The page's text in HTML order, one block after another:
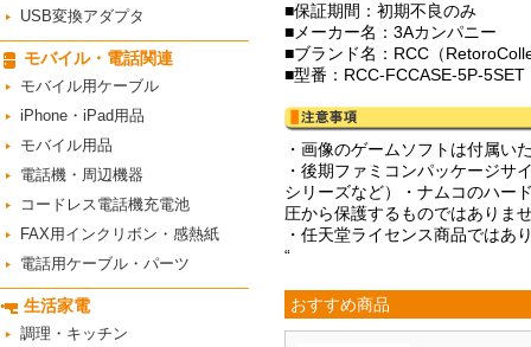
USB変換アダプタ
モバイル・電話関連
モバイル用ケーブル
iPhone・iPad用品
モバイル用品
電話機・周辺機器
コードレス電話機充電池
FAX用インクリボン・感熱紙
電話用ケーブル・パーツ
生活家電
調理・キッチン
■保証期間：初期不良のみ
■メーカー名：3Aカンパニー
■ブランド名：RCC（
■型番：RCC-FCCASE-5P-5SET
・画像のゲームソフトは付属い
・後期ファミコンパッケージサ
シリーズなど）・ナムコのハー
圧から保護するものではありま
・任天堂ライセンス商品ではあ
“
おすすめ商品